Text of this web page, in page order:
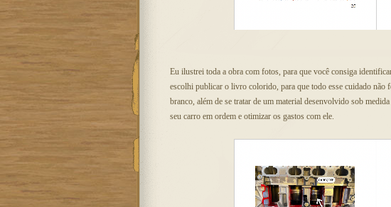
Eu ilustrei toda a obra com fotos, para que você consiga
escolhi publicar o livro colorido, para que todo esse cuidado não
branco, além de se tratar de um material desenvolvido sob
seu carro em ordem e otimizar os gastos com ele.